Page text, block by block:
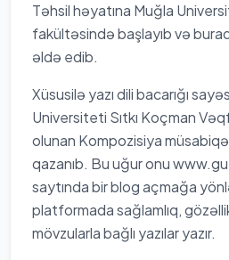
Təhsil həyatına Muğla
fakültəsində başlayıb və
əldə edib.
Xüsusilə yazı dili bacarığı
Universiteti Sıtkı Koçman
olunan Kompozisiya
qazanıb. Bu uğur onu
saytında bir blog açmağa
platformada sağlamlıq,
mövzularla bağlı yazılar yazır.